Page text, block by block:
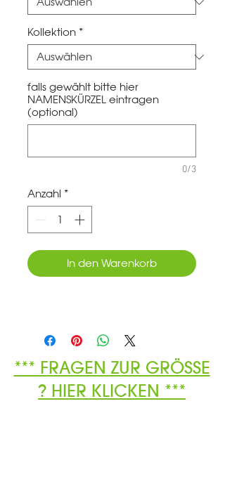
Kollektion *
falls gewählt bitte hier
NAMENSKÜRZEL eintragen
(optional)
0/3
Anzahl *
In den Warenkorb
*** FRAGEN ZUR GRÖSSE
? HIER KLICKEN ***